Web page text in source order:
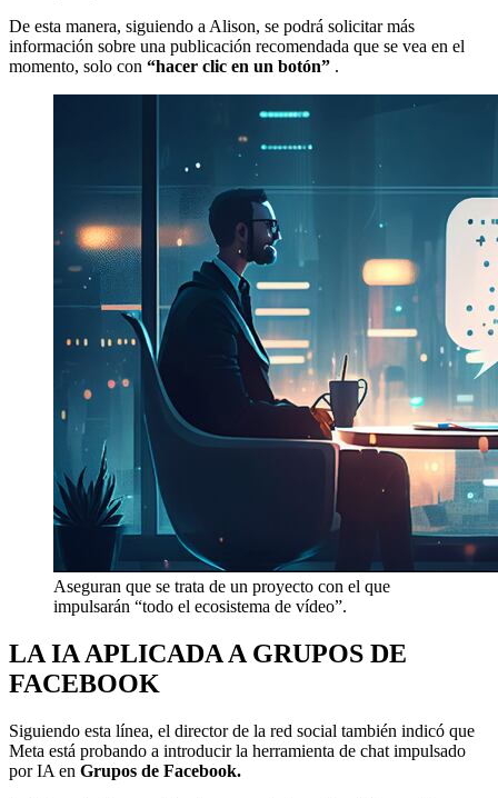
De esta manera, siguiendo a Alison, se podrá solicitar más
información sobre una publicación recomendada que se vea en el
momento, solo con “hacer clic en un botón” .
Aseguran que se trata de un proyecto con el que
impulsarán “todo el ecosistema de vídeo”.
LA IA APLICADA A GRUPOS DE
FACEBOOK
Siguiendo esta línea, el director de la red social también indicó que
Meta está probando a introducir la herramienta de chat impulsado
por IA en Grupos de Facebook.